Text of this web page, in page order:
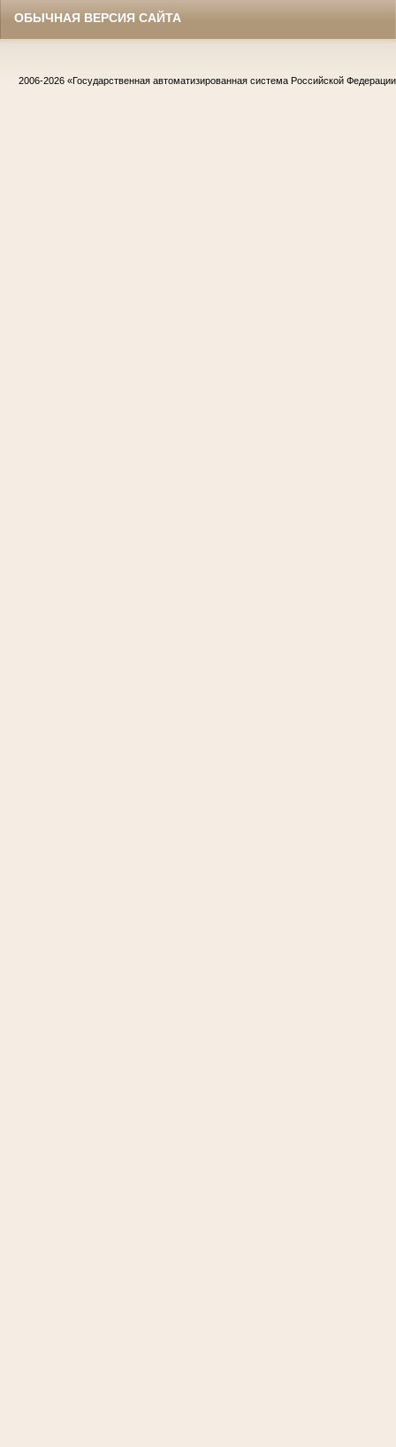
ОБЫЧНАЯ ВЕРСИЯ САЙТА
2006-2026 «Государственная автоматизированная система Российской